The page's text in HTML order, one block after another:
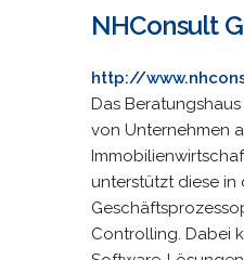
NHConsult
http://
Das
von Unternehmen
unterstützt diese in
Controlling. Dabei